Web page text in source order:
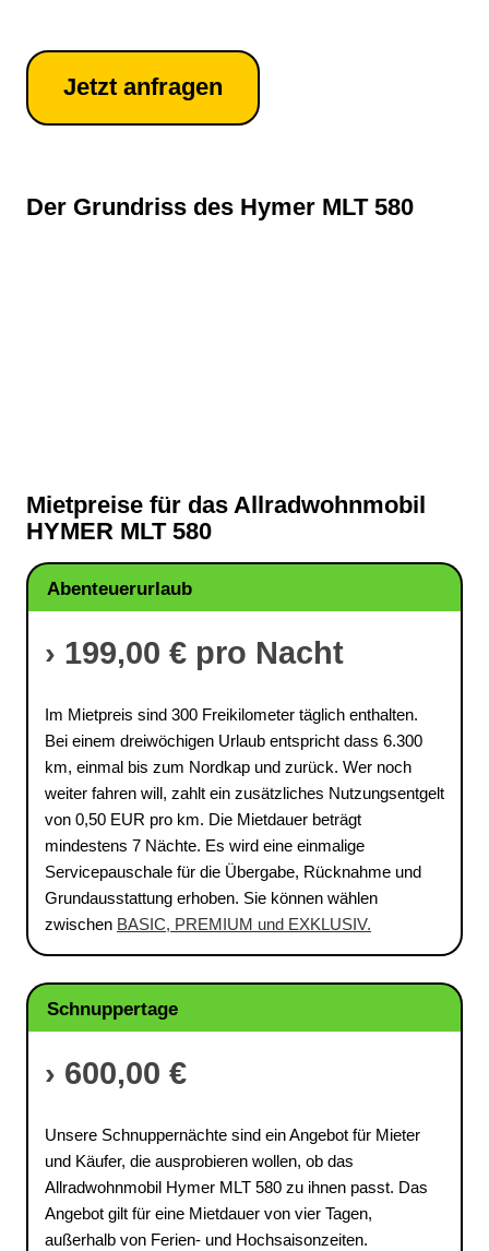
Jetzt anfragen
Der Grundriss des Hymer MLT 580
Mietpreise für das Allradwohnmobil
HYMER MLT 580
Abenteuerurlaub
› 199,00 € pro Nacht
Im Mietpreis sind 300 Freikilometer täglich enthalten.
Bei einem dreiwöchigen Urlaub entspricht dass 6.300
km, einmal bis zum Nordkap und zurück. Wer noch
weiter fahren will, zahlt ein zusätzliches Nutzungsentgelt
von 0,50 EUR pro km. Die Mietdauer beträgt
mindestens 7 Nächte. Es wird eine einmalige
Servicepauschale für die Übergabe, Rücknahme und
Grundausstattung erhoben. Sie können wählen
zwischen BASIC, PREMIUM und EXKLUSIV.
Schnuppertage
› 600,00 €
Unsere Schnuppernächte sind ein Angebot für Mieter
und Käufer, die ausprobieren wollen, ob das
Allradwohnmobil Hymer MLT 580 zu ihnen passt. Das
Angebot gilt für eine Mietdauer von vier Tagen,
außerhalb von Ferien- und Hochsaisonzeiten.